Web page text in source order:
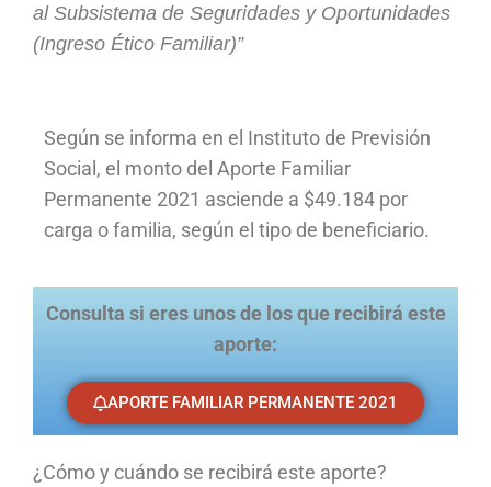
al Subsistema de Seguridades y Oportunidades
(Ingreso Ético Familiar)”
Según se informa en el Instituto de Previsión
Social, el monto del Aporte Familiar
Permanente 2021 asciende a $49.184 por
carga o familia, según el tipo de beneficiario.
Consulta si eres unos de los que recibirá este
aporte:
APORTE FAMILIAR PERMANENTE 2021
¿Cómo y cuándo se recibirá este aporte?